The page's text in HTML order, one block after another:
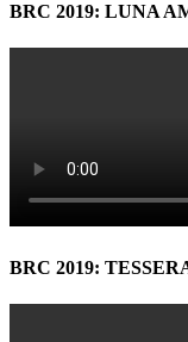
BRC 2019: LUNA
BRC 2019: